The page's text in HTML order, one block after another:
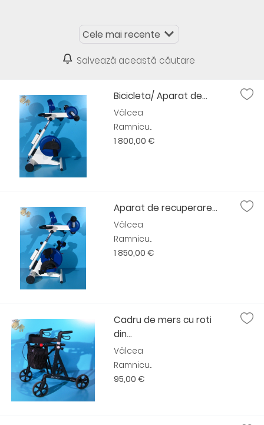
Salvează această căutare
Bicicleta/ Aparat de...
Vâlcea
Ramnicu...
1 800,00 €
Aparat de recuperare...
Vâlcea
Ramnicu...
1 850,00 €
Cadru de mers cu roti
din...
Vâlcea
Ramnicu...
95,00 €